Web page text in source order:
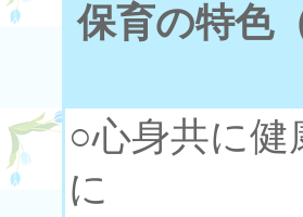
保育の特色
○心身共に
に